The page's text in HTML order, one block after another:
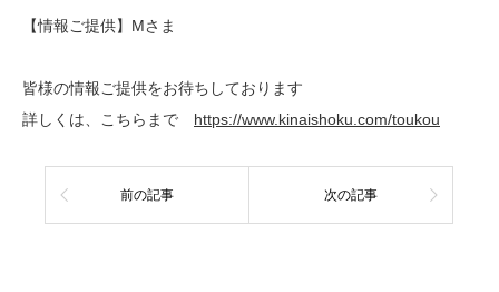
【情報ご提供】Mさま
皆様の情報ご提供をお待ちしております
詳しくは、こちらまで https://www.kinaishoku.com/toukou
前の記事 次の記事